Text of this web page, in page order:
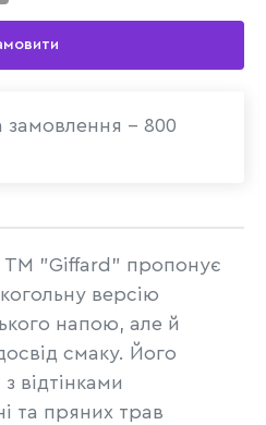
замовлення - 800
ТМ "Giffard" пропонує
версію
напою, але й
смаку. Його
відтінками
та пряних трав